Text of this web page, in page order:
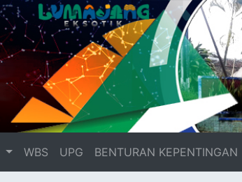
WBS UPG BENTURAN KEPENTINGAN